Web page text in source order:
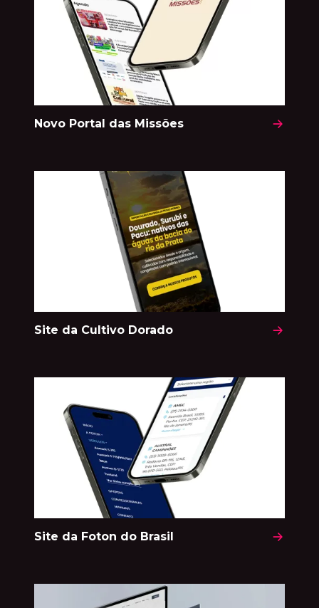
Novo Portal das Missões
Site da Cultivo Dorado
Site da Foton do Brasil